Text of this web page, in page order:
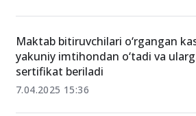
Maktab bitiruvchilari o‘rgangan
yakuniy imtihondan o‘tadi va
sertifikat beriladi
7.04.2025 15:36